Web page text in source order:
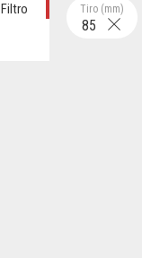
Filtro Tiro (mm)
85